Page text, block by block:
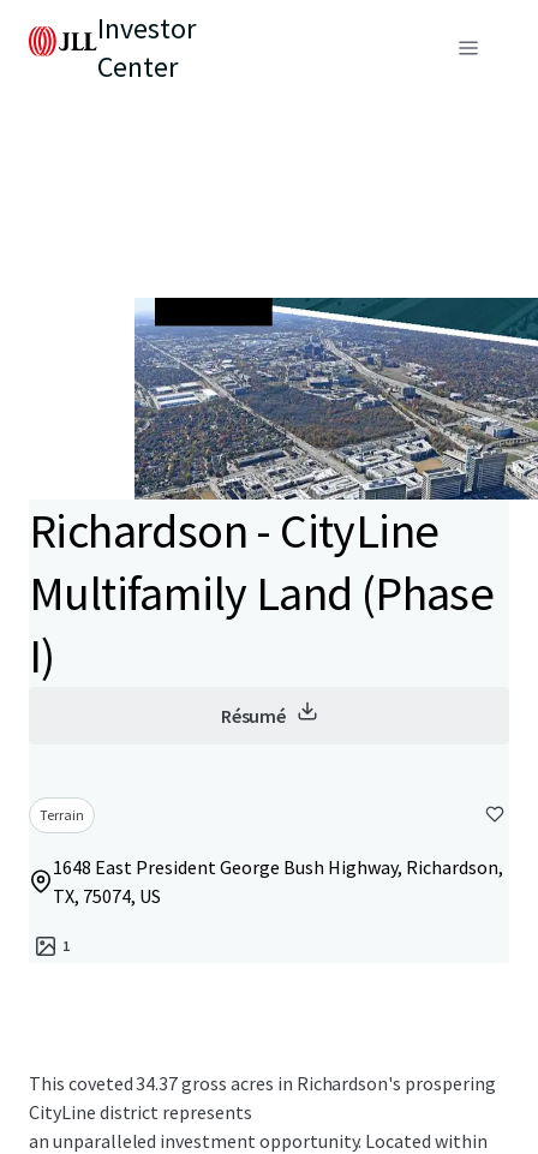
Investor
Center
Richardson - CityLine
Multifamily Land (Phase
I)
Résumé
Terrain
1648 East President George Bush Highway, Richardson,
TX, 75074, US
1
This coveted 34.37 gross acres in Richardson's prospering
CityLine district represents
an unparalleled investment opportunity. Located within